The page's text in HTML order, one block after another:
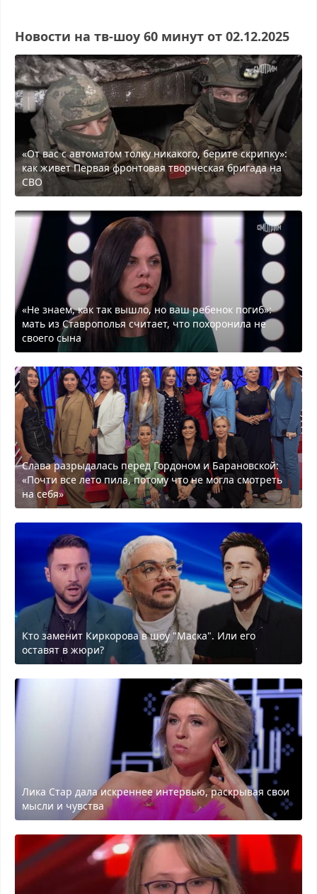
Новости на тв-шоу 60 минyт от 02.12.2025
«От вас с автоматом толку никакого, берите скрипку»:
как живет Первая фронтовая творческая бригада на
СВО
«Не знаем, как так вышло, но ваш ребенок погиб»:
мать из Ставрополья считает, что похоронила не
своего сына
Слава разрыдалась перед Гордоном и Барановской:
«Почти все лето пила, потому что не могла смотреть
на себя»
Кто заменит Киркорова в шоу "Маска". Или его
оставят в жюри?
Лика Стар дала искреннее интервью, раскрывая свои
мысли и чувства